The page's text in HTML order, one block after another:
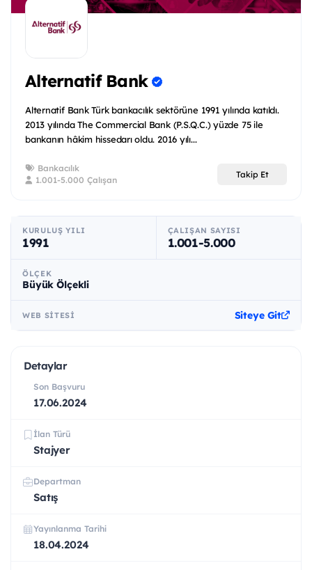
Alternatif Bank
Alternatif Bank Türk bankacılık sektörüne 1991 yılında katıldı.
2013 yılında The Commercial Bank (P.S.Q.C.) yüzde 75 ile
bankanın hâkim hissedarı oldu. 2016 yılı...
Bankacılık
1.001-5.000 Çalışan
Takip Et
KURULUŞ YILI
1991
ÇALIŞAN SAYISI
1.001-5.000
ÖLÇEK
Büyük Ölçekli
WEB SITESI Siteye Git
Detaylar
Son Başvuru
17.06.2024
İlan Türü
Stajyer
Departman
Satış
Yayınlanma Tarihi
18.04.2024